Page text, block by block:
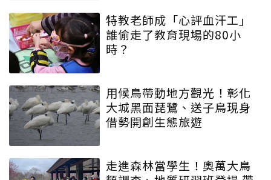
特教老師成「心評血汗工」
誰偷走了教育現場的80小
時？
用候鳥帶動地方觀光！彰化
大城黑面琵鷺、送子鳥現身
借勢開創生態旅遊
走進森林當學生！奧萬大鳥